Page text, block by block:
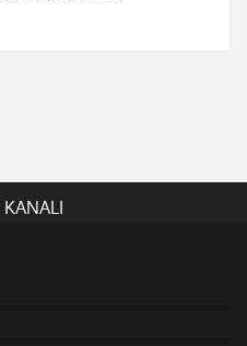
KANALI